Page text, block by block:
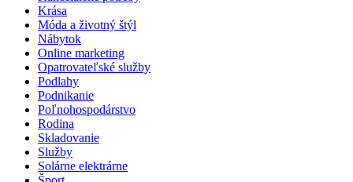
Krása
Móda a životný štýl
Nábytok
Online marketing
Opatrovateľské služby
Podlahy
Podnikanie
Poľnohospodárstvo
Rodina
Skladovanie
Služby
Solárne elektrárne